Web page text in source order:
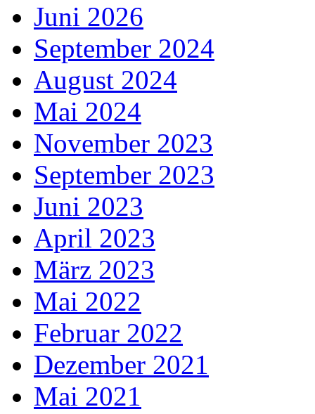
Juni 2026
September 2024
August 2024
Mai 2024
November 2023
September 2023
Juni 2023
April 2023
März 2023
Mai 2022
Februar 2022
Dezember 2021
Mai 2021